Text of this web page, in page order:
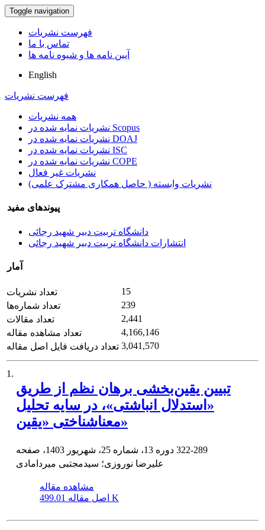
Toggle navigation
فهرست نشریات
تماس با ما
آیین نامه ها و شیوه نامه ها
English
فهرست نشریات
همه نشریات
نشریات نمایه شده در Scopus
نشریات نمایه شده در DOAJ
نشریات نمایه شده در ISC
نشریات نمایه شده در COPE
نشریات غیر فعال
نشریات وابسته ( حاصل همکاری مشترک علمی)
پیوندهای مفید
دانشگاه تربیت دبیر شهید رجائی
انتشارات دانشگاه تربیت دبیر شهید رجائی
آمار
تعداد نشریات
15
تعداد شماره‌ها
239
تعداد مقالات
2,441
تعداد مشاهده مقاله
4,166,146
تعداد دریافت فایل اصل مقاله 3,041,570
1.
تبیین یقین‌بخشی برهان نظم از طریق
«استدلال انباشتی»، در سایه تحلیل
معناشناختی «یقین»
322-289
علیرضا نوروزی؛ سیدمجتبی میردامادی
مشاهده مقاله
اصل مقاله 499.01 K